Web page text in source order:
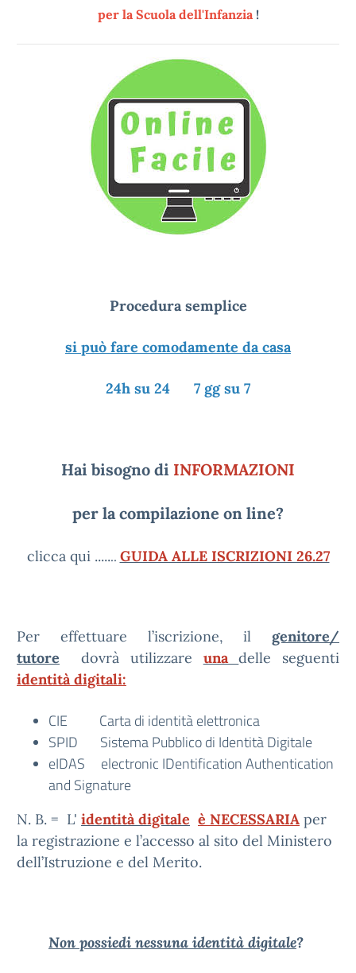
per la Scuola dell'Infanzia!
Procedura semplice
si può fare comodamente da casa
24h su 24 7 gg su 7
Hai bisogno di INFORMAZIONI
per la compilazione on line?
clicca qui ....... GUIDA ALLE ISCRIZIONI 26.27
Per effettuare l’iscrizione, il genitore/
tutore dovrà utilizzare unadelle seguenti
identità digitali:
CIE Carta di identità elettronica
SPID Sistema Pubblico di Identità Digitale
eIDAS electronic IDentification Authentication
and Signature
N. B. = L' identità digitale è NECESSARIA per
la registrazione e l’accesso al sito del Ministero
dell’Istruzione e del Merito.
Non possiedi nessuna identità digitale?